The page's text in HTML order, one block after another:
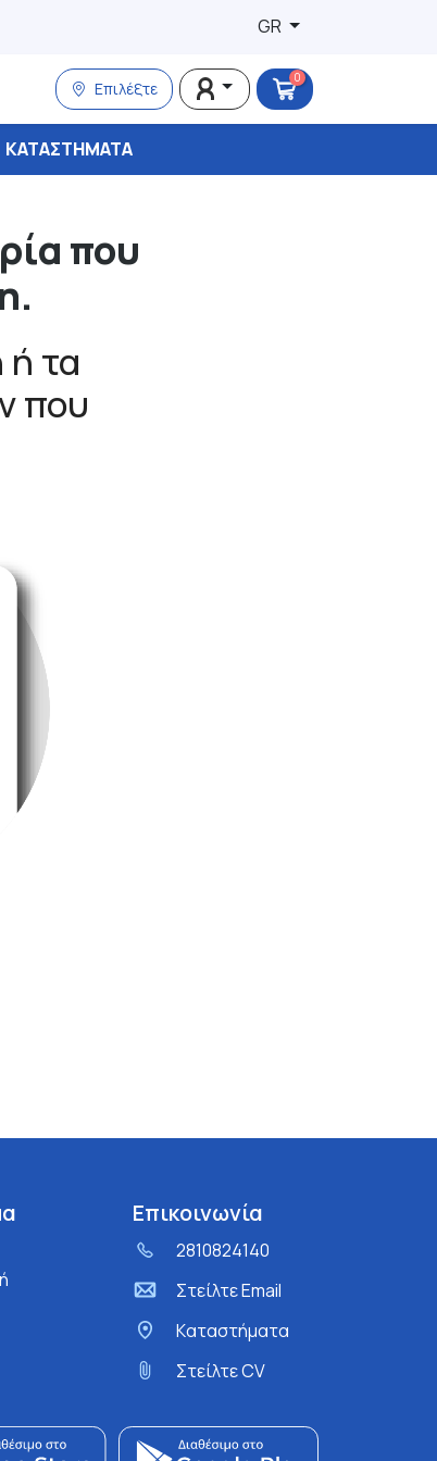
GR
Επιλέξτε
0
ΚΑΤΑΣΤΉΜΑΤΑ
που
τα
που
Επικοινωνία
2810824140
Στείλτε Email
Kαταστήματα
Στείλτε CV